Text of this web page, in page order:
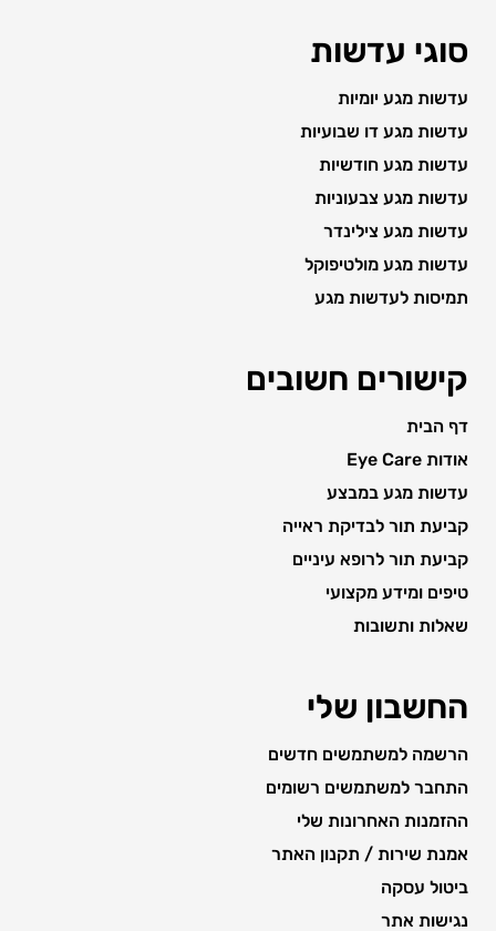
סוגי עדשות
עדשות מגע יומיות
עדשות מגע דו שבועיות
עדשות מגע חודשיות
עדשות מגע צבעוניות
עדשות מגע צילינדר
עדשות מגע מולטיפוקל
תמיסות לעדשות מגע
קישורים חשובים
דף הבית
אודות Eye Care
עדשות מגע במבצע
קביעת תור לבדיקת ראייה
קביעת תור לרופא עיניים
טיפים ומידע מקצועי
שאלות ותשובות
החשבון שלי
הרשמה למשתמשים חדשים
התחבר למשתמשים רשומים
ההזמנות האחרונות שלי
אמנת שירות / תקנון האתר
ביטול עסקה
נגישות אתר